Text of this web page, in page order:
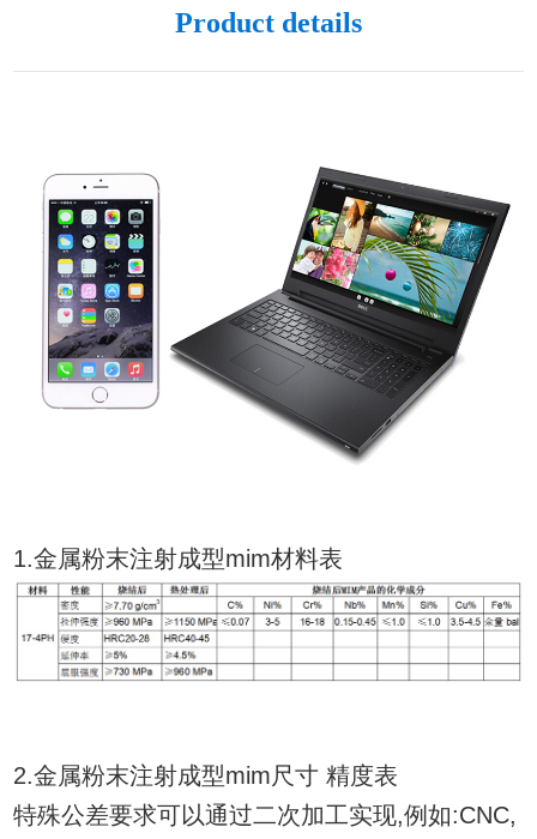
Product details
1.金属粉末注射成型mim材料表
2.金属粉末注射成型mim尺寸 精度表
特殊公差要求可以通过二次加工实现,例如:CNC,